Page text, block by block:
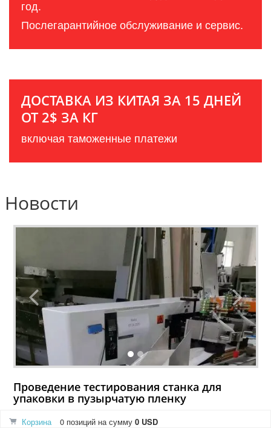
год.
Послегарантийное обслуживание и сервис.
ДОСТАВКА ИЗ КИТАЯ ЗА 15 ДНЕЙ
ОТ 2$ ЗА КГ
включая таможенные платежи
Новости
Проведение тестирования станка для
упаковки в пузырчатую пленку
02.08.2026
Корзина 0 позиций на сумму 0 USD